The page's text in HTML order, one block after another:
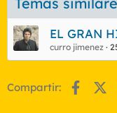
e
t
a
s
EL GRAN
curro jimenez
Compartir: